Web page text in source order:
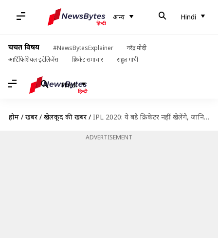
अन्य Hindi
चर्चित विषय #NewsBytesExplainer
नरेंद्र मोदी
आर्टिफिशियल इंटेलिजेंस
क्रिकेट समाचार राहुल गांधी
Hindi
होम / खबरें / खेलकूद की खबरें / IPL 2020: ये बड़े क्रिकेटर नहीं खेलेंगे, जानिए कौन हैं सबसे ज्यादा बेस प्राइस वाले खिलाड़ी
ADVERTISEMENT